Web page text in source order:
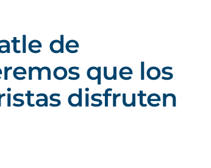
de
que los
disfruten